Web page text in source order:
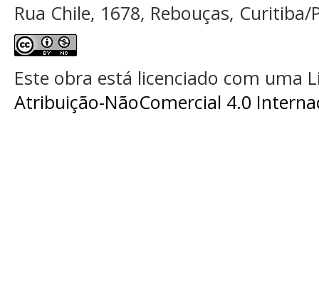
Rua Chile, 1678, Rebouças, Curitiba/
Este obra está licenciado com uma
Atribuição-NãoComercial 4.0